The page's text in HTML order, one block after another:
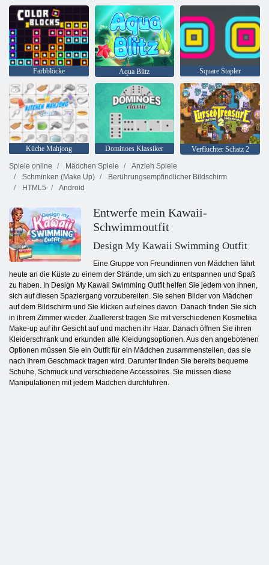
Farbblöcke Aqua Blitz Square Stapler
Küche Mahjong Dominoes Klassiker
Verfluchter Schatz 2
Spiele online
Mädchen Spiele
Anzieh Spiele
Schminken (Make Up)
Berührungsempfindlicher Bildschirm
HTML5
Android
Entwerfe mein Kawaii-
Schwimmoutfit
Design My Kawaii Swimming Outfit
Eine Gruppe von Freundinnen von Mädchen fährt
heute an die Küste zu einem der Strände, um sich zu entspannen und Spaß
zu haben. In Design My Kawaii Swimming Outfit helfen Sie jedem von ihnen,
sich auf diesen Spaziergang vorzubereiten. Sie sehen Bilder von Mädchen
auf dem Bildschirm und Sie klicken auf eines davon. Danach finden Sie sich
in ihrem Zimmer wieder. Zuallererst tragen Sie mit verschiedenen Kosmetika
Make-up auf ihr Gesicht auf und machen ihr Haar. Danach öffnen Sie ihren
Kleiderschrank und erkunden alle Kleidungsoptionen. Aus den angebotenen
Optionen müssen Sie ein Outfit für ein Mädchen zusammenstellen, das sie
nach Ihrem Geschmack tragen wird. Darunter finden Sie bereits bequeme
Schuhe, Schmuck und verschiedene Accessoires. Sie müssen diese
Manipulationen mit jedem Mädchen durchführen.